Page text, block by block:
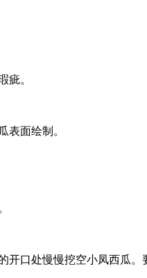
疵。
表面绘制。
口处慢慢挖空小凤西瓜